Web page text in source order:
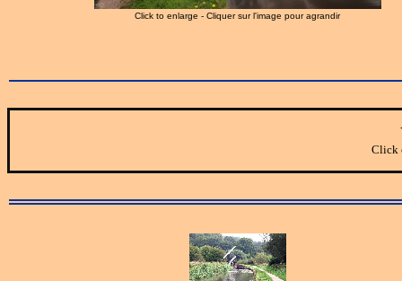
Click to enlarge - Cliquer sur l'image pour agrandir
Click